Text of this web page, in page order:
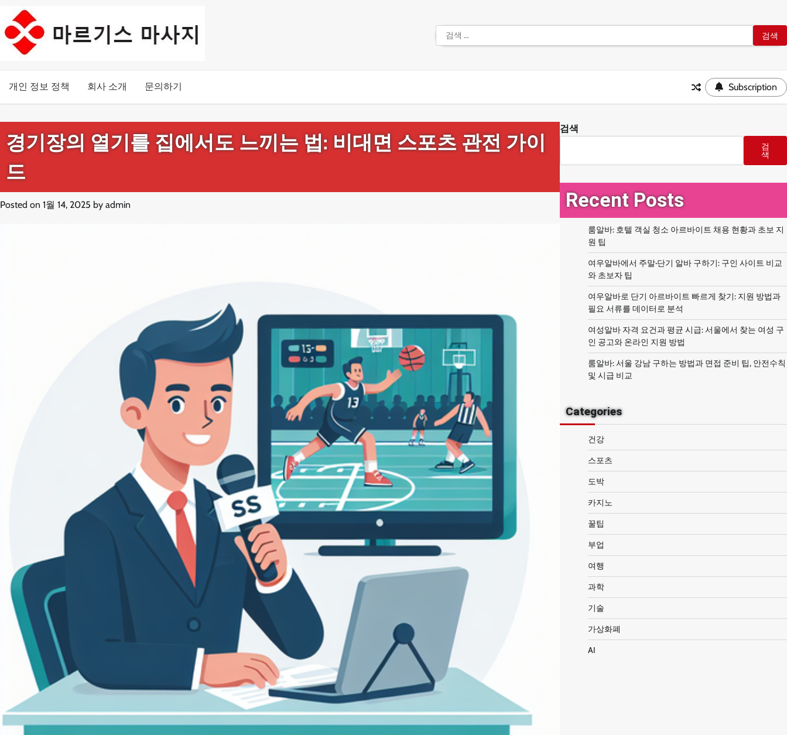
content
색:
개인 정보 정책 회사 소개 문의하기 Subscription
경기장의 열기를 집에서도 느끼는 법: 비대면 스포츠 관전 가이
드
Posted on 1월 14, 2025 by admin
검색
검
색
Recent Posts
룸알바: 호텔 객실 청소 아르바이트 채용 현황과 초보 지
원 팁
여우알바에서 주말·단기 알바 구하기: 구인 사이트 비교
와 초보자 팁
여우알바로 단기 아르바이트 빠르게 찾기: 지원 방법과
필요 서류를 데이터로 분석
여성알바 자격 요건과 평균 시급: 서울에서 찾는 여성 구
인 공고와 온라인 지원 방법
룸알바: 서울 강남 구하는 방법과 면접 준비 팁, 안전수칙
및 시급 비교
Categories
건강
스포츠
도박
카지노
꿀팁
부업
여행
과학
기술
가상화폐
AI